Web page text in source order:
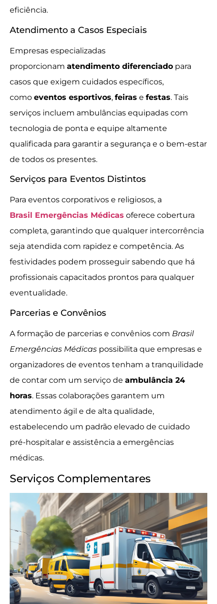
eficiência.
Atendimento a Casos Especiais
Empresas especializadas
proporcionam atendimento diferenciado para
casos que exigem cuidados específicos,
como eventos esportivos, feiras e festas. Tais
serviços incluem ambulâncias equipadas com
tecnologia de ponta e equipe altamente
qualificada para garantir a segurança e o bem-estar
de todos os presentes.
Serviços para Eventos Distintos
Para eventos corporativos e religiosos, a
Brasil Emergências Médicas oferece cobertura
completa, garantindo que qualquer intercorrência
seja atendida com rapidez e competência. As
festividades podem prosseguir sabendo que há
profissionais capacitados prontos para qualquer
eventualidade.
Parcerias e Convênios
A formação de parcerias e convênios com Brasil
Emergências Médicas possibilita que empresas e
organizadores de eventos tenham a tranquilidade
de contar com um serviço de ambulância 24
horas. Essas colaborações garantem um
atendimento ágil e de alta qualidade,
estabelecendo um padrão elevado de cuidado
pré-hospitalar e assistência a emergências
médicas.
Serviços Complementares